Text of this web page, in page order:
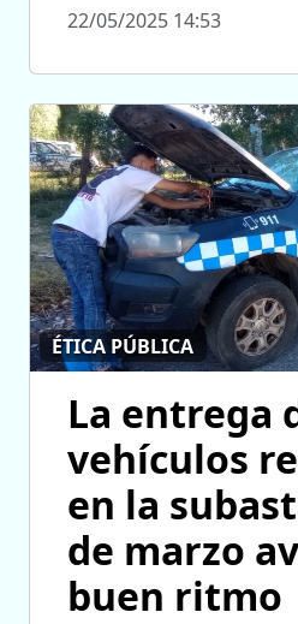
22/05/2025 14:53
ÉTICA PÚBLICA
La entrega
vehículos
en la
de marzo
buen ritmo